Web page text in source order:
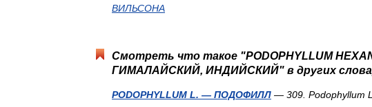
ВИЛЬСОНА
Смотреть что такое "PODOPHYLLUM
ГИМАЛАЙСКИЙ, ИНДИЙСКИЙ" в других
PODOPHYLLUM L. — ПОДОФИЛЛ — 309.